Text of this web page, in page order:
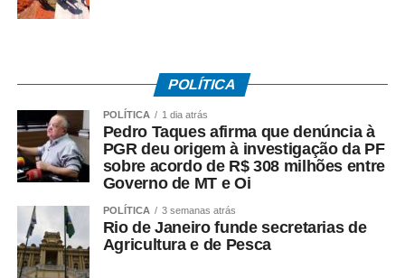
Mapas táteis, audiodescrição e carrinhos motorizados
estão disponíveis ao longo do circuito. O atendimento em
Língua Brasileira de Sinais (Libras) para visitantes surdos
é realizado em parceria com a ICOM, empresa
especializada em comunicação acessível.
(2024‑2026), o Selo de Acessibilidade da CPA, em razão
de recursos como rampas, elevadores, mapas táteis e
audiodescrição. Darlan Firmato, Diretor de Operações da
POLÍTICA
POLÍTICA 1 dia atrás
Pedro Taques afirma que denúncia à
PGR deu origem à investigação da PF
sobre acordo de R$ 308 milhões entre
Governo de MT e Oi
POLÍTICA 3 semanas atrás
Rio de Janeiro funde secretarias de
Agricultura e de Pesca